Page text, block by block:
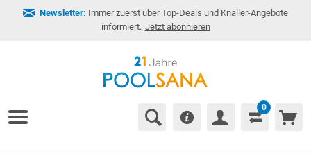
Newsletter: Immer zuerst über Top-Deals und Knaller-Angebote
informiert. Jetzt abonnieren
0